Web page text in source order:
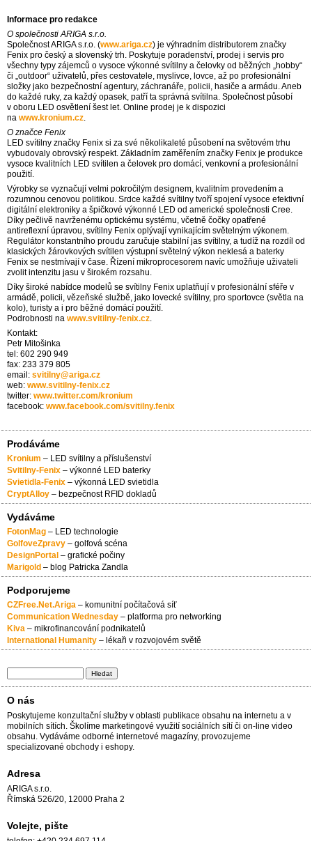
Informace pro redakce
O společnosti ARIGA s.r.o.
Společnost ARIGA s.r.o. (www.ariga.cz) je výhradním distributorem značky
Fenix pro český a slovenský trh. Poskytuje poradenství, prodej i servis pro
všechny typy zájemců o vysoce výkonné svítilny a čelovky od běžných „hobby“
či „outdoor“ uživatelů, přes cestovatele, myslivce, lovce, až po profesionální
složky jako bezpečnostní agentury, záchranáře, policii, hasiče a armádu. Aneb
do každé ruky, za každý opasek, patří ta správná svítilna. Společnost působí
v oboru LED osvětlení šest let. Online prodej je k dispozici
na www.kronium.cz.
O značce Fenix
LED svítilny značky Fenix si za své několikaleté působení na světovém trhu
vybudovaly obrovský respekt. Základním zaměřením značky Fenix je produkce
vysoce kvalitních LED svítilen a čelovek pro domácí, venkovní a profesionální
použití.
Výrobky se vyznačují velmi pokročilým designem, kvalitním provedením a
rozumnou cenovou politikou. Srdce každé svítilny tvoří spojení vysoce efektivní
digitální elektroniky a špičkové výkonné LED od americké společnosti Cree.
Díky pečlivě navrženému optickému systému, včetně čočky opatřené
antireflexní úpravou, svítilny Fenix oplývají vynikajícím světelným výkonem.
Regulátor konstantního proudu zaručuje stabilní jas svítilny, a tudíž na rozdíl od
klasických žárovkových svítilen výstupní světelný výkon neklesá a baterky
Fenix se nestmívají v čase. Řízení mikroprocesorem navíc umožňuje uživateli
zvolit intenzitu jasu v širokém rozsahu.
Díky široké nabídce modelů se svítilny Fenix uplatňují v profesionální sféře v
armádě, policii, vězeňské službě, jako lovecké svítilny, pro sportovce (světla na
kolo), turisty a i pro běžné domácí použití.
Podrobnosti na www.svitilny-fenix.cz.
Kontakt:
Petr Mitošinka
tel: 602 290 949
fax: 233 379 805
email: svitilny@ariga.cz
web: www.svitilny-fenix.cz
twitter: www.twitter.com/kronium
facebook: www.facebook.com/svitilny.fenix
Prodáváme
Kronium – LED svítilny a příslušenství
Svitilny-Fenix – výkonné LED baterky
Svietidla-Fenix – výkonná LED svietidla
CryptAlloy – bezpečnost RFID dokladů
Vydáváme
FotonMag – LED technologie
GolfoveZpravy – golfová scéna
DesignPortal – grafické počiny
Marigold – blog Patricka Zandla
Podporujeme
CZFree.Net.Ariga – komunitní počítačová síť
Communication Wednesday – platforma pro networking
Kiva – mikrofinancování podnikatelů
International Humanity – lékaři v rozvojovém světě
O nás
Poskytujeme konzultační služby v oblasti publikace obsahu na internetu a v
mobilních sítích. Školíme marketingové využití sociálních sítí či on-line video
obsahu. Vydáváme odborné internetové magazíny, provozujeme
specializované obchody i eshopy.
Adresa
ARIGA s.r.o.
Římská 526/20, 12000 Praha 2
Volejte, pište